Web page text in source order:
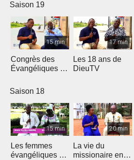
Saison 19
15 min
Congrès des
Évangéliques de
Francophone
17 min
Les 18 ans de
DieuTV
Saison 18
15 min
Les femmes
évangéliques du
20 min
La vie du
missionaire en